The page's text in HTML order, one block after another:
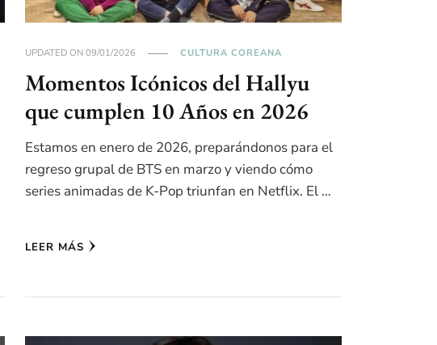
UPDATED ON 09/01/2026 CULTURA COREANA
Momentos Icónicos del Hallyu
que cumplen 10 Años en 2026
Estamos en enero de 2026, preparándonos para el
regreso grupal de BTS en marzo y viendo cómo
series animadas de K-Pop triunfan en Netflix. El …
LEER MÁS